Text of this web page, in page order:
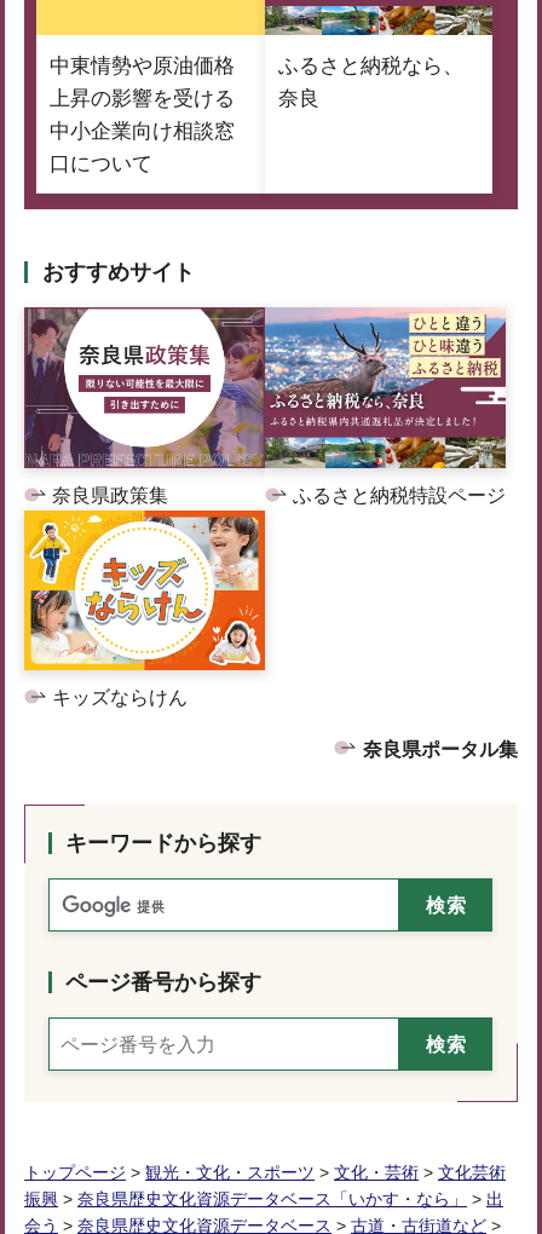
中東情勢や原油価格
上昇の影響を受ける
中小企業向け相談窓
口について
ふるさと納税なら、
奈良
おすすめサイト
奈良県政策集 ふるさと納税特設ページ
キッズならけん
奈良県ポータル集
キーワードから探す
ページ番号から探す
トップページ > 観光・文化・スポーツ > 文化・芸術 > 文化芸術
振興 > 奈良県歴史文化資源データベース「いかす・なら」 > 出
会う > 奈良県歴史文化資源データベース > 古道・古街道など >